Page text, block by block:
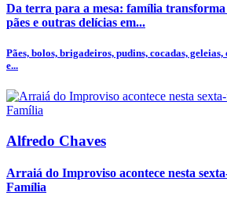
Da terra para a mesa: família transforma
pães e outras delícias em...
Pães, bolos, brigadeiros, pudins, cocadas, geleias,
e...
Alfredo Chaves
Arraiá do Improviso acontece nesta
Família